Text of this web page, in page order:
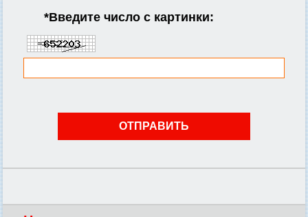
*Введите число с картинки: